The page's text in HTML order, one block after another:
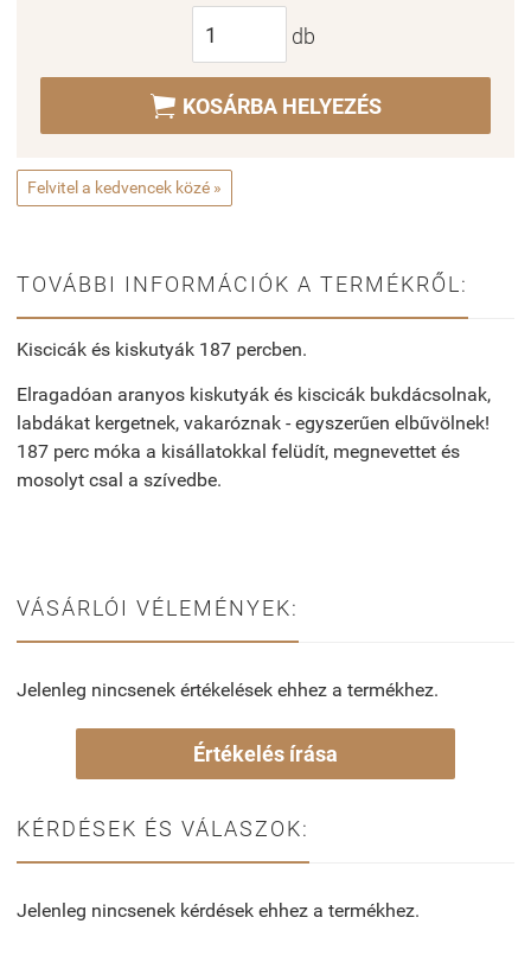
db
 KOSÁRBA HELYEZÉS
Felvitel a kedvencek közé »
TOVÁBBI INFORMÁCIÓK A TERMÉKRŐL:
Kiscicák és kiskutyák 187 percben.
Elragadóan aranyos kiskutyák és kiscicák bukdácsolnak,
labdákat kergetnek, vakaróznak - egyszerűen elbűvölnek!
187 perc móka a kisállatokkal felüdít, megnevettet és
mosolyt csal a szívedbe.
VÁSÁRLÓI VÉLEMÉNYEK:
Jelenleg nincsenek értékelések ehhez a termékhez.
Értékelés írása
KÉRDÉSEK ÉS VÁLASZOK:
Jelenleg nincsenek kérdések ehhez a termékhez.